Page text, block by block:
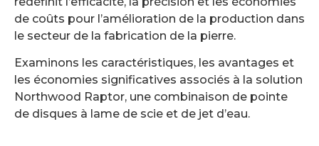
de coûts pour l’amélioration de la production dans
le secteur de la fabrication de la pierre.
Examinons les caractéristiques, les avantages et
les économies significatives associés à la solution
Northwood Raptor, une combinaison de pointe
de disques à lame de scie et de jet d’eau.